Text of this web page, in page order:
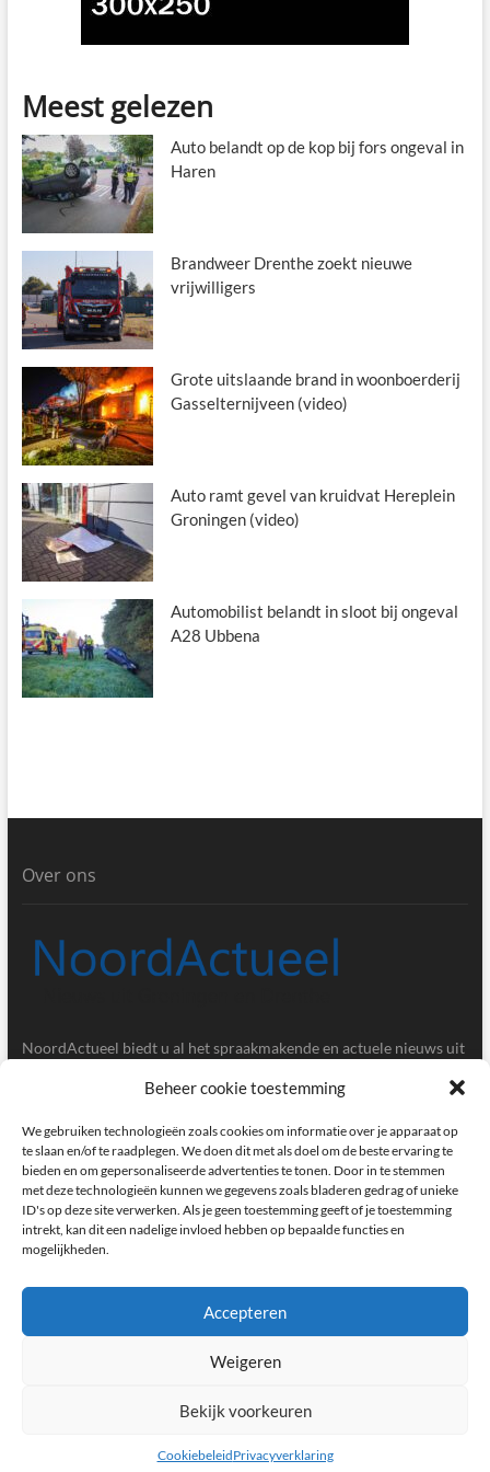
Beheer cookie toestemming
We gebruiken technologieën zoals cookies om informatie over je apparaat op
te slaan en/of te raadplegen. We doen dit met als doel om de beste ervaring te
bieden en om gepersonaliseerde advertenties te tonen. Door in te stemmen
met deze technologieën kunnen we gegevens zoals bladeren gedrag of unieke
ID's op deze site verwerken. Als je geen toestemming geeft of je toestemming
intrekt, kan dit een nadelige invloed hebben op bepaalde functies en
mogelijkheden.
Accepteren
Weigeren
Bekijk voorkeuren
CookiebeleidPrivacyverklaring
Meest gelezen
Auto belandt op de kop bij fors ongeval in
Haren
Brandweer Drenthe zoekt nieuwe
vrijwilligers
Grote uitslaande brand in woonboerderij
Gasselternijveen (video)
Auto ramt gevel van kruidvat Hereplein
Groningen (video)
Automobilist belandt in sloot bij ongeval
A28 Ubbena
Over ons
NoordActueel biedt u al het spraakmakende en actuele nieuws uit
Gegevens
Postbus 5020, 9700GA, Groningen
redactie@noordactueel.nl